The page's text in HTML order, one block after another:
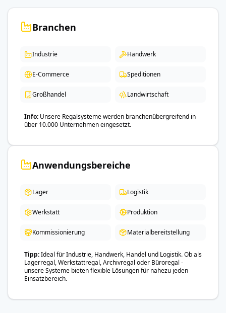
Branchen
Industrie Handwerk
E-Commerce Speditionen
Großhandel Landwirtschaft
Info Unsere Regalsysteme werden branchenübergreifend in
über 10.000 Unternehmen eingesetzt.
Anwendungsbereiche
Lager Logistik
Werkstatt Produktion
Kommissionierung Materialbereitstellung
Tipp Ideal für Industrie, Handwerk, Handel und Logistik. Ob als
Lagerregal, Werkstattregal, Archivregal oder Büroregal -
unsere Systeme bieten flexible Lösungen für nahezu jeden
Einsatzbereich.